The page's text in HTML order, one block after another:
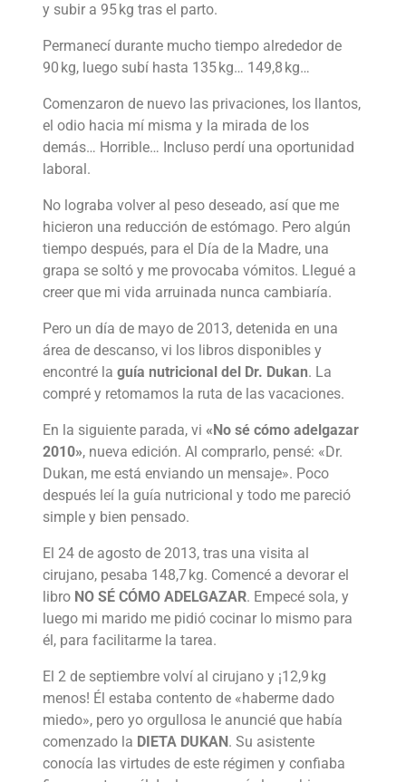
y subir a 95 kg tras el parto.
Permanecí durante mucho tiempo alrededor de
90 kg, luego subí hasta 135 kg… 149,8 kg…
Comenzaron de nuevo las privaciones, los llantos,
el odio hacia mí misma y la mirada de los
demás… Horrible… Incluso perdí una oportunidad
laboral.
No lograba volver al peso deseado, así que me
hicieron una reducción de estómago. Pero algún
tiempo después, para el Día de la Madre, una
grapa se soltó y me provocaba vómitos. Llegué a
creer que mi vida arruinada nunca cambiaría.
Pero un día de mayo de 2013, detenida en una
área de descanso, vi los libros disponibles y
encontré laguía nutricional del Dr. Dukan. La
compré y retomamos la ruta de las vacaciones.
En la siguiente parada, vi «No sé cómo adelgazar
2010», nueva edición. Al comprarlo, pensé: «Dr.
Dukan, me está enviando un mensaje». Poco
después leí la guía nutricional y todo me pareció
simple y bien pensado.
El 24 de agosto de 2013, tras una visita al
cirujano, pesaba 148,7 kg. Comencé a devorar el
libro NO SÉ CÓMO ADELGAZAR. Empecé sola, y
luego mi marido me pidió cocinar lo mismo para
él, para facilitarme la tarea.
El 2 de septiembre volví al cirujano y ¡12,9 kg
menos! Él estaba contento de «haberme dado
miedo», pero yo orgullosa le anuncié que había
comenzado la DIETA DUKAN . Su asistente
conocía las virtudes de este régimen y confiaba